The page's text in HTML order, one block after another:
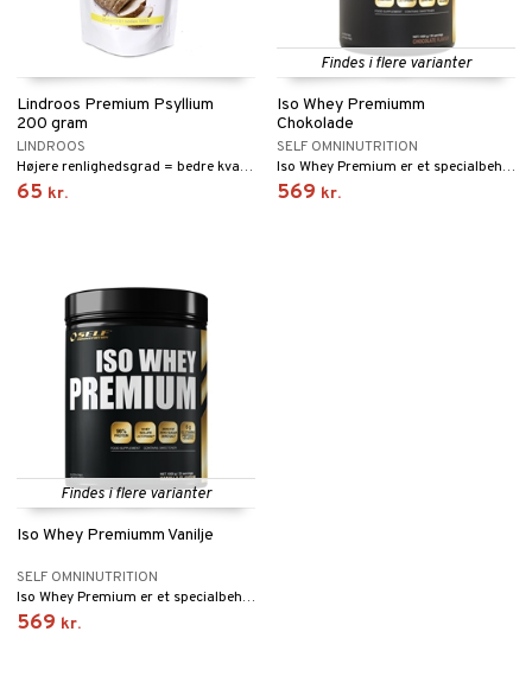
Lindroos Premium Psyllium
200 gram
LINDROOS
Højere renlighedsgrad = bedre kvalitet = bedre glutenfri bagning!
65 kr.
Findes i flere varianter
Iso Whey Premiumm
Chokolade
SELF OMNINUTRITION
Iso Whey Premium er et specialbehandlet høj kvalitets valleisolat med specifikke proteinfraktioner forstærket med glutamin peptider.
569 kr.
Findes i flere varianter
Iso Whey Premiumm Vanilje
SELF OMNINUTRITION
Iso Whey Premium er et specialbehandlet høj kvalitets valleisolat med specifikke proteinfraktioner forstærket med glutamin peptider.
569 kr.